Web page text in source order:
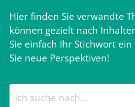
Hier finden Sie verwandte
können gezielt nach
Sie einfach Ihr Stichwort
Sie neue Perspektiven!